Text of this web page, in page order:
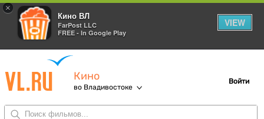
×
Кино ВЛ
FarPost LLC
FREE - In Google Play
VIEW
Кино
во Владивостоке
Войти